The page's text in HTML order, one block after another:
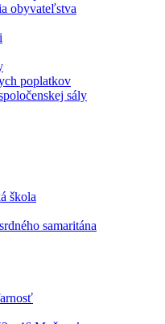
obyvateľstva
poplatkov
sály
škola
samaritána